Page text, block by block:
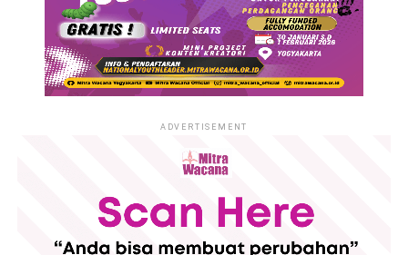
ADVERTISEMENT